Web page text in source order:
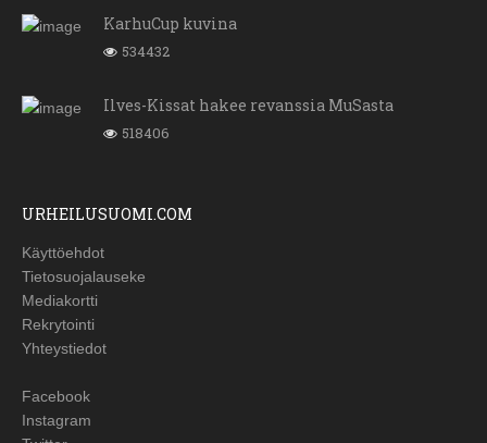
KarhuCup kuvina
534432
Ilves-Kissat hakee revanssia MuSasta
518406
URHEILUSUOMI.COM
Käyttöehdot
Tietosuojalauseke
Mediakortti
Rekrytointi
Yhteystiedot
Facebook
Instagram